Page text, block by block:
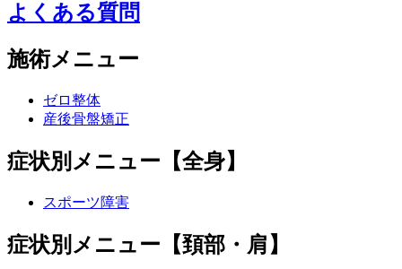
よくある質問
施術メニュー
ゼロ整体
産後骨盤矯正
症状別メニュー【全身】
スポーツ障害
症状別メニュー【頚部・肩】